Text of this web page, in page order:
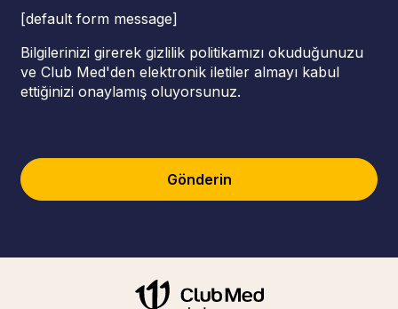
[default form message]
Bilgilerinizi girerek gizlilik politikamızı okuduğunuzu
ve Club Med'den elektronik iletiler almayı kabul
ettiğinizi onaylamış oluyorsunuz.
Gönderin